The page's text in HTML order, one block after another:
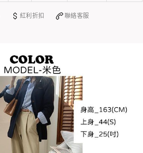
紅利折扣 聯絡客服